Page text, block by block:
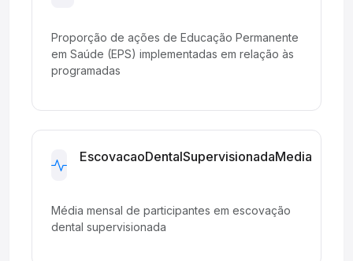
Proporção de ações de Educação Permanente
em Saúde (EPS) implementadas em relação às
programadas
EscovacaoDentalSupervisionadaMedia
Média mensal de participantes em escovação
dental supervisionada